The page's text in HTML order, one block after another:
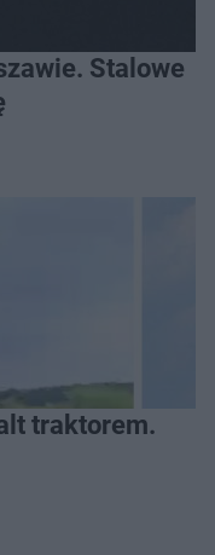
Stalowe
traktorem.